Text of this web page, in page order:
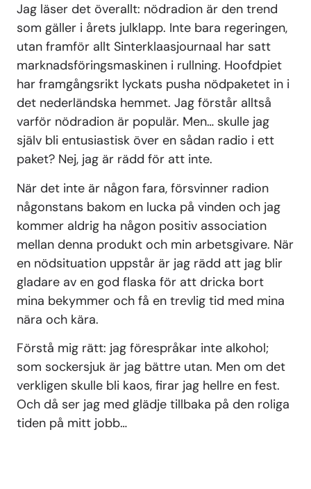
Jag läser det överallt: nödradion är den trend
som gäller i årets julklapp. Inte bara regeringen,
utan framför allt Sinterklaasjournaal har satt
marknadsföringsmaskinen i rullning. Hoofdpiet
har framgångsrikt lyckats pusha nödpaketet in i
det nederländska hemmet. Jag förstår alltså
varför nödradion är populär. Men… skulle jag
själv bli entusiastisk över en sådan radio i ett
paket? Nej, jag är rädd för att inte.
När det inte är någon fara, försvinner radion
någonstans bakom en lucka på vinden och jag
kommer aldrig ha någon positiv association
mellan denna produkt och min arbetsgivare. När
en nödsituation uppstår är jag rädd att jag blir
gladare av en god flaska för att dricka bort
mina bekymmer och få en trevlig tid med mina
nära och kära.
Förstå mig rätt: jag förespråkar inte alkohol;
som sockersjuk är jag bättre utan. Men om det
verkligen skulle bli kaos, firar jag hellre en fest.
Och då ser jag med glädje tillbaka på den roliga
tiden på mitt jobb…